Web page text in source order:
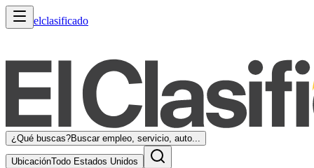
elclasificado
¿Qué buscas?Buscar empleo, servicio, auto...
UbicaciónTodo Estados Unidos